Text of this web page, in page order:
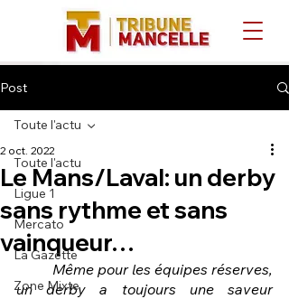
Post
Toute l'actu
Ligue 1
Mercato
La Gazette
Zone Mixte
Toute l'actu
Le Mans/Laval: un derby
sans rythme et sans
vainqueur…
2 oct. 2022
Même pour les équipes réserves,
un derby a toujours une saveur